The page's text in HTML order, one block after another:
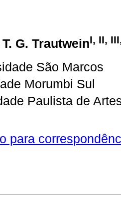
G. TrautweinI, II,
São Marcos
Morumbi Sul
Paulista de
para